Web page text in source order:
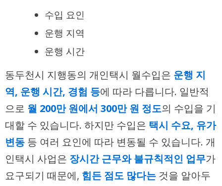
수입 요인
운행 지역
운행 시간
동두천시 지행동의 개인택시 월수입은 운행 지
역, 운행 시간, 경험 등에 따라 다릅니다. 일반적
으로 월 200만 원에서 300만 원 정도의 수입을 기
대할 수 있습니다. 하지만 수입은 택시 수요, 유가
변동 등 여러 요인에 따라 변동될 수 있습니다. 개
인택시 사업은 장시간 근무와 불규칙적인 업무가
요구되기 때문에, 힘든 점도 많다는 것을 알아두